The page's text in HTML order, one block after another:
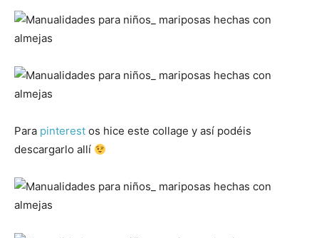
Para pinterest os hice este collage y así podéis
descargarlo allí